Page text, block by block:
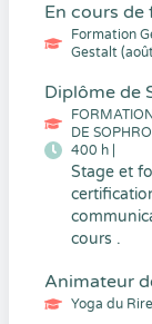
En cours
Formation
Gestalt
Diplôme de
DE
400 h |
Stage et
cours .
Animateur
Yoga du